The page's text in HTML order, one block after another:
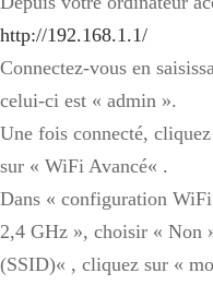
http://192.168.1.1/
Connectez-vous en
celui-ci est « admin ».
Une fois connecté,
sur « WiFi Avancé« .
Dans « configuration
2,4 GHz », choisir « Non
(SSID)« , cliquez sur «